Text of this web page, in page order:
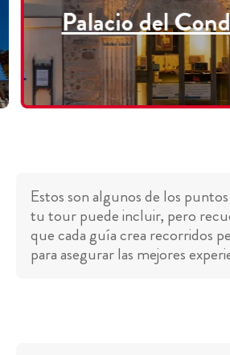
Palacio del
Estos son algunos de los
tu tour puede incluir, pero
que cada guía crea recorridos
para asegurar las mejores